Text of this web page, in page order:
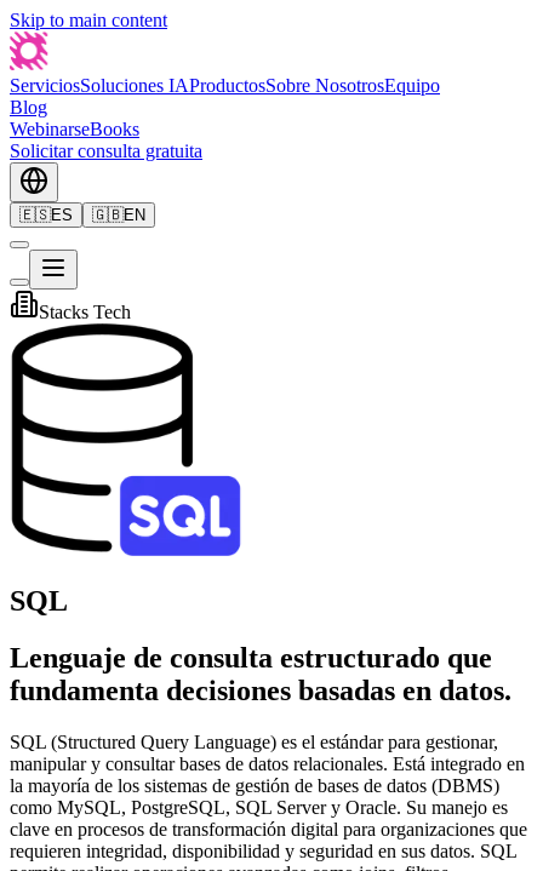
Skip to main content
ServiciosSoluciones IAProductosSobre NosotrosEquipo
Blog
WebinarseBooks
Solicitar consulta gratuita
🇪🇸ES 🇬🇧EN
Stacks Tech
SQL
Lenguaje de consulta estructurado que
fundamenta decisiones basadas en datos.
SQL (Structured Query Language) es el estándar para gestionar,
manipular y consultar bases de datos relacionales. Está integrado en
la mayoría de los sistemas de gestión de bases de datos (DBMS)
como MySQL, PostgreSQL, SQL Server y Oracle. Su manejo es
clave en procesos de transformación digital para organizaciones que
requieren integridad, disponibilidad y seguridad en sus datos. SQL